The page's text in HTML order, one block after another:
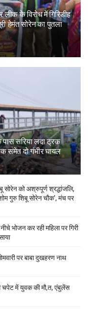
के विरोध में गिरिडीह
हेमंत सोरेन का पुतला
सरिया लदा ट्रक
समेत दो गंभीर घायल
सोरेन को अश्रुपूर्ण श्रद्धांजलि,
गुरु शिबू सोरेन चौक’, मंच पर
भोजन कर रही महिला पर गिरी
पर बाबा दुखहरण नाथ
चपेट में युवक की मौ,त, एंबुलेंस